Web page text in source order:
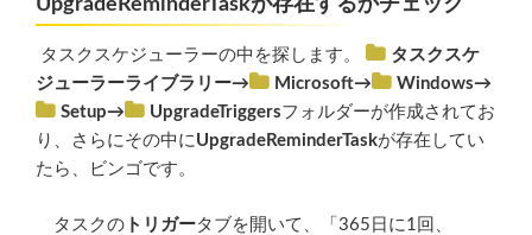
UpgradeReminderTaskが存在するかチェック
タスクスケジューラーの中を探します。
タスクスケ
ジューラーライブラリー→ Microsoft→ Windows→
Setup→ UpgradeTriggersフォルダーが作成されてお
り、さらにその中にUpgradeReminderTaskが存在してい
たら、ビンゴです。
タスクの トリガータブを開いて、「365日に1回、